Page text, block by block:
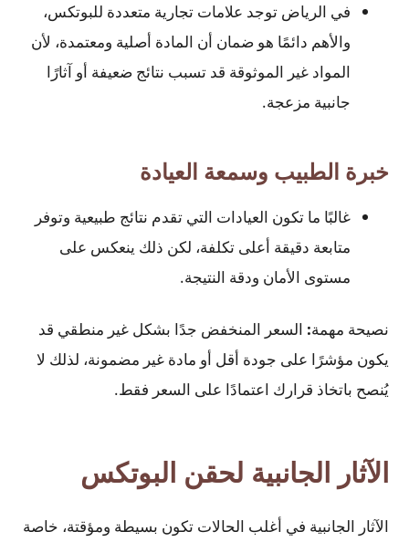
في الرياض توجد علامات تجارية متعددة للبوتكس،
والأهم دائمًا هو ضمان أن المادة أصلية ومعتمدة، لأن
المواد غير الموثوقة قد تسبب نتائج ضعيفة أو آثارًا
جانبية مزعجة.
خبرة الطبيب وسمعة العيادة
غالبًا ما تكون العيادات التي تقدم نتائج طبيعية وتوفر
متابعة دقيقة أعلى تكلفة، لكن ذلك ينعكس على
مستوى الأمان ودقة النتيجة.
نصيحة مهمة: السعر المنخفض جدًا بشكل غير منطقي قد
يكون مؤشرًا على جودة أقل أو مادة غير مضمونة، لذلك لا
يُنصح باتخاذ قرارك اعتمادًا على السعر فقط.
الآثار الجانبية لحقن البوتكس
الآثار الجانبية في أغلب الحالات تكون بسيطة ومؤقتة، خاصة